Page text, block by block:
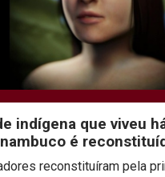
indígena que viveu
é
reconstituíram pela